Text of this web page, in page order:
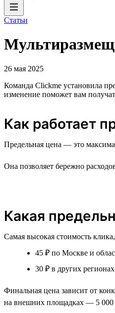
Статьи
26 мая 2025
Команда Clickme установила
изменение поможет вам
Как работает
Предельная цена — это
Она позволяет бережно
Какая
Самая высокая стоимость
45 ₽ по Москве и
30 ₽ в других регионах
Финальная цена зависит от
на внешних площадках — 5 000